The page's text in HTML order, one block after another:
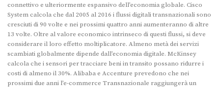
connettivo e ulteriormente espansivo dell’economia globale. Cisco
System calcola che dal 2005 al 2016 i flussi digitali transnazionali sono
cresciuti di 90 volte e nei prossimi quattro anni aumenteranno di altre
13 volte. Oltre al valore economico intrinseco di questi flussi, si deve
considerare il loro effetto moltiplicatore. Almeno metà dei servizi
scambiati globalmente dipende dall’economia digitale. McKinsey
calcola che i sensori per tracciare beni in transito possano ridurre i
costi di almeno il 30%. Alibaba e Accenture prevedono che nei
prossimi due anni l’e-commerce Transnazionale raggiungerà un